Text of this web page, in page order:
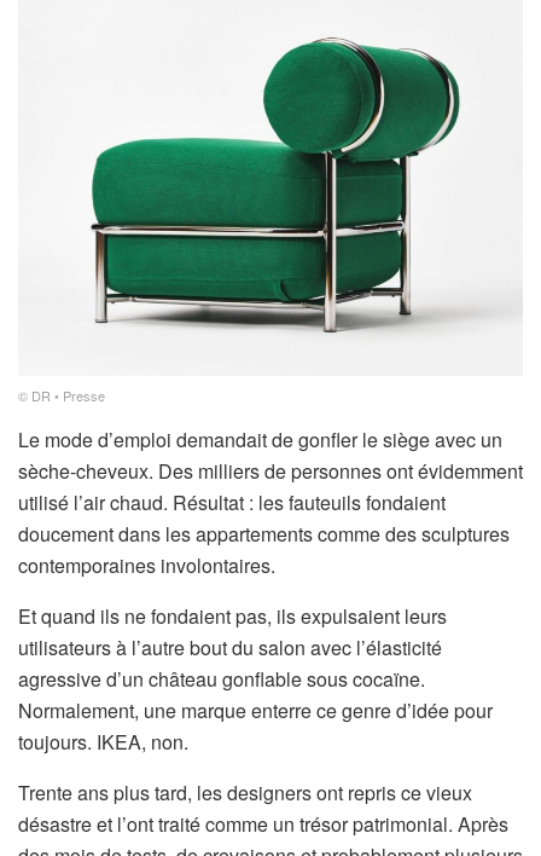
© DR • Presse
Le mode d’emploi demandait de gonfler le siège avec un
sèche-cheveux. Des milliers de personnes ont évidemment
utilisé l’air chaud. Résultat : les fauteuils fondaient
doucement dans les appartements comme des sculptures
contemporaines involontaires.
Et quand ils ne fondaient pas, ils expulsaient leurs
utilisateurs à l’autre bout du salon avec l’élasticité
agressive d’un château gonflable sous cocaïne.
Normalement, une marque enterre ce genre d’idée pour
toujours. IKEA, non.
Trente ans plus tard, les designers ont repris ce vieux
désastre et l’ont traité comme un trésor patrimonial. Après